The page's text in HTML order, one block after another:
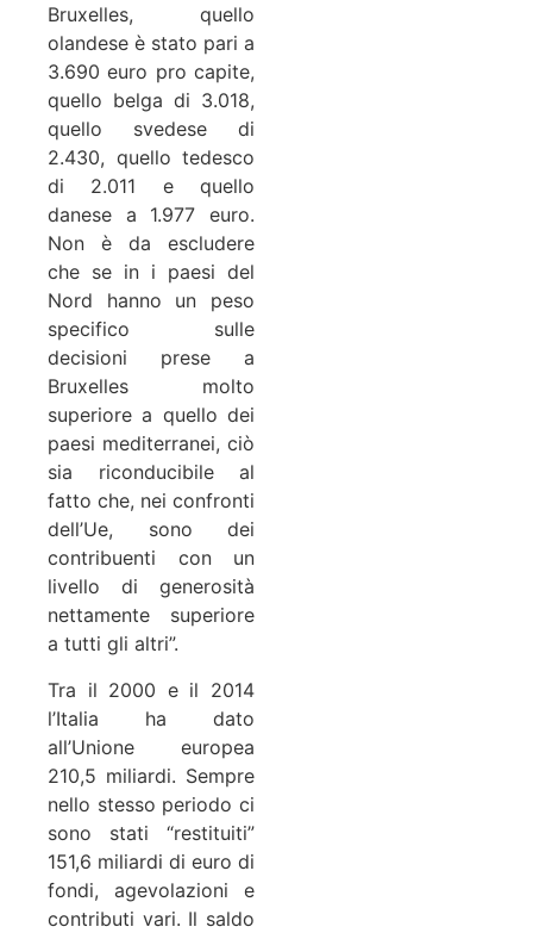
Bruxelles, quello
olandese è stato pari a
3.690 euro pro capite,
quello belga di 3.018,
quello svedese di
2.430, quello tedesco
di 2.011 e quello
danese a 1.977 euro.
Non è da escludere
che se in i paesi del
Nord hanno un peso
specifico sulle
decisioni prese a
Bruxelles molto
superiore a quello dei
paesi mediterranei, ciò
sia riconducibile al
fatto che, nei confronti
dell’Ue, sono dei
contribuenti con un
livello di generosità
nettamente superiore
a tutti gli altri”.
Tra il 2000 e il 2014
l’Italia ha dato
all’Unione europea
210,5 miliardi. Sempre
nello stesso periodo ci
sono stati “restituiti”
151,6 miliardi di euro di
fondi, agevolazioni e
contributi vari. Il saldo